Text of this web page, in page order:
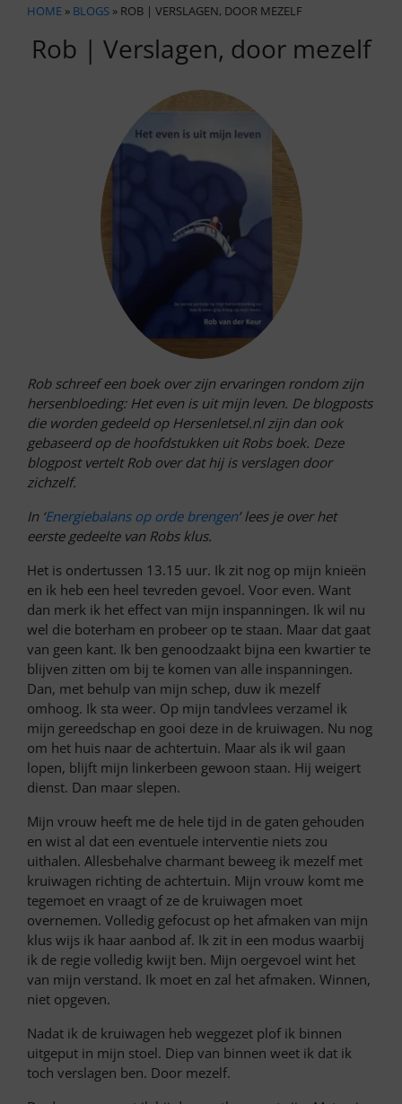
HOME » BLOGS » ROB | VERSLAGEN, DOOR MEZELF
Rob | Verslagen, door mezelf
Rob schreef een boek over zijn ervaringen rondom zijn
hersenbloeding: Het even is uit mijn leven. De blogposts
die worden gedeeld op Hersenletsel.nl zijn dan ook
gebaseerd op de hoofdstukken uit Robs boek. Deze
blogpost vertelt Rob over dat hij is verslagen door
zichzelf.
In ‘Energiebalans op orde brengen’ lees je over het
eerste gedeelte van Robs klus.
Het is ondertussen 13.15 uur. Ik zit nog op mijn knieën
en ik heb een heel tevreden gevoel. Voor even. Want
dan merk ik het effect van mijn inspanningen. Ik wil nu
wel die boterham en probeer op te staan. Maar dat gaat
van geen kant. Ik ben genoodzaakt bijna een kwartier te
blijven zitten om bij te komen van alle inspanningen.
Dan, met behulp van mijn schep, duw ik mezelf
omhoog. Ik sta weer. Op mijn tandvlees verzamel ik
mijn gereedschap en gooi deze in de kruiwagen. Nu nog
om het huis naar de achtertuin. Maar als ik wil gaan
lopen, blijft mijn linkerbeen gewoon staan. Hij weigert
dienst. Dan maar slepen.
Mijn vrouw heeft me de hele tijd in de gaten gehouden
en wist al dat een eventuele interventie niets zou
uithalen. Allesbehalve charmant beweeg ik mezelf met
kruiwagen richting de achtertuin. Mijn vrouw komt me
tegemoet en vraagt of ze de kruiwagen moet
overnemen. Volledig gefocust op het afmaken van mijn
klus wijs ik haar aanbod af. Ik zit in een modus waarbij
ik de regie volledig kwijt ben. Mijn oergevoel wint het
van mijn verstand. Ik moet en zal het afmaken. Winnen,
niet opgeven.
Nadat ik de kruiwagen heb weggezet plof ik binnen
uitgeput in mijn stoel. Diep van binnen weet ik dat ik
toch verslagen ben. Door mezelf.